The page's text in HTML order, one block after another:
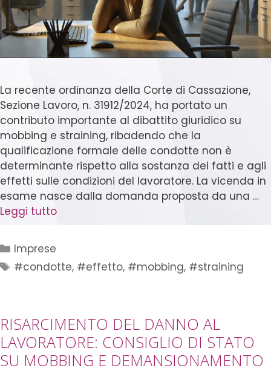
La recente ordinanza della Corte di Cassazione,
Sezione Lavoro, n. 31912/2024, ha portato un
contributo importante al dibattito giuridico su
mobbing e straining, ribadendo che la
qualificazione formale delle condotte non è
determinante rispetto alla sostanza dei fatti e agli
effetti sulle condizioni del lavoratore. La vicenda in
esame nasce dalla domanda proposta da una …
Leggi tutto
Imprese
#condotte, #effetto, #mobbing, #straining
RISARCIMENTO DEL DANNO AL
LAVORATORE: CONSIGLIO DI STATO
SU MOBBING E DEMANSIONAMENTO